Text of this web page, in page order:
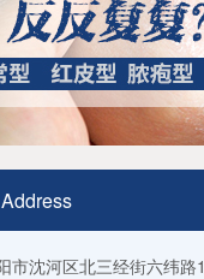
市沈河区北三经街六纬路